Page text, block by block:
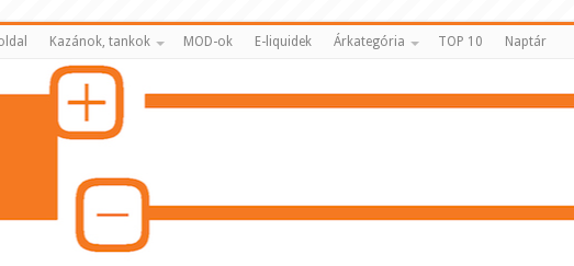
Kazánok, tankok MOD-ok E-liquidek Árkategória TOP 10 Naptár